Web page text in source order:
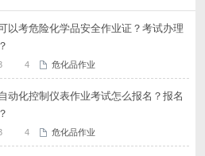
以考危险化学品安全作业证？考试办理
4 危化品作业
动化控制仪表作业考试怎么报名？报名
4 危化品作业